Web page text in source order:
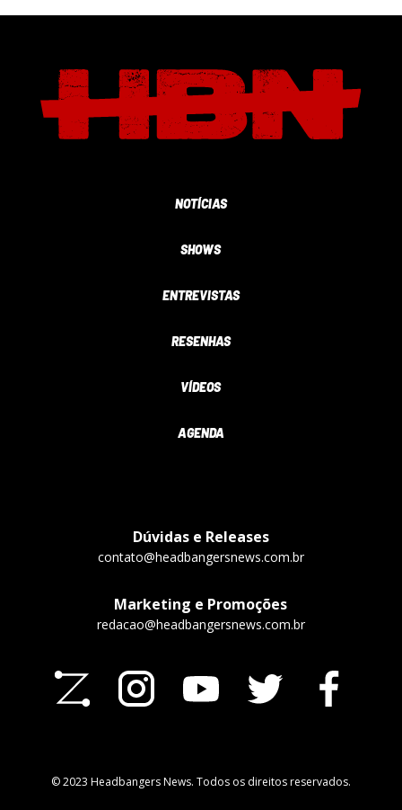
NOTÍCIAS
SHOWS
ENTREVISTAS
RESENHAS
VÍDEOS
AGENDA
Dúvidas e Releases
contato@headbangersnews.com.br
Marketing e Promoções
redacao@headbangersnews.com.br
© 2023 Headbangers News. Todos os direitos reservados.